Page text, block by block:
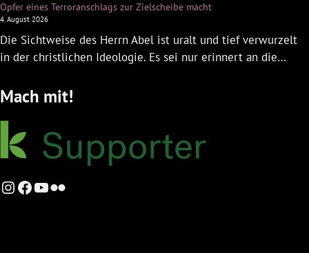
Opfer eines Terroranschlags zur Zielscheibe macht
4. August 2026
Die Sichtweise des Herrn Abel ist uralt und tief verwurzelt
in der christlichen Ideologie. Es sei nur erinnert an die…
Mach mit!
Instagram
Facebook
YouTube
Flickr